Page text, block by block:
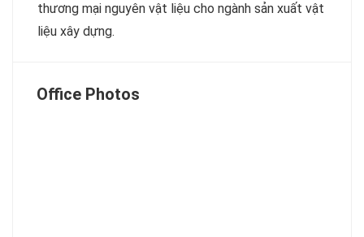
thương mại nguyên vật liệu cho ngành sản xuất vật
liệu xây dựng.
Office Photos